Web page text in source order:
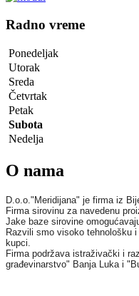
Radno vreme
Ponedeljak
Utorak
Sreda
Četvrtak
Petak
Subota
Nedelja
O nama
D.o.o."Meridijana" je firma iz
Firma sirovinu za navedenu
Jake baze sirovine
Razvili smo visoko tehnološku
kupci.
Firma podržava istraživački i
građevinarstvo" Banja Luka i